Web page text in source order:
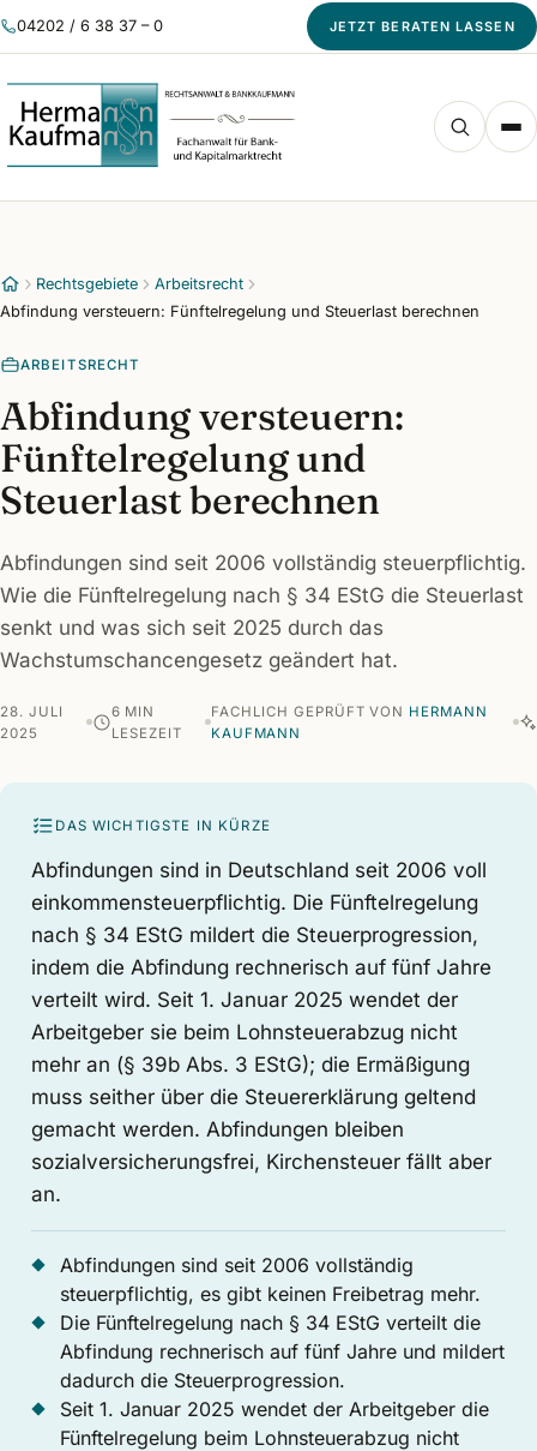
04202 / 6 38 37 – 0 JETZT BERATEN LASSEN
Rechtsgebiete
Arbeitsrecht
Abfindung versteuern: Fünftelregelung und Steuerlast berechnen
ARBEITSRECHT
Abfindung versteuern:
Fünftelregelung und
Steuerlast berechnen
Abfindungen sind seit 2006 vollständig steuerpflichtig.
Wie die Fünftelregelung nach § 34 EStG die Steuerlast
senkt und was sich seit 2025 durch das
Wachstumschancengesetz geändert hat.
28. JULI
2025
6 MIN
LESEZEIT
FACHLICH GEPRÜFT VON HERMANN
KAUFMANN
DAS WICHTIGSTE IN KÜRZE
Abfindungen sind in Deutschland seit 2006 voll
einkommensteuerpflichtig. Die Fünftelregelung
nach § 34 EStG mildert die Steuerprogression,
indem die Abfindung rechnerisch auf fünf Jahre
verteilt wird. Seit 1. Januar 2025 wendet der
Arbeitgeber sie beim Lohnsteuerabzug nicht
mehr an (§ 39b Abs. 3 EStG); die Ermäßigung
muss seither über die Steuererklärung geltend
gemacht werden. Abfindungen bleiben
sozialversicherungsfrei, Kirchensteuer fällt aber
an.
Abfindungen sind seit 2006 vollständig
steuerpflichtig, es gibt keinen Freibetrag mehr.
Die Fünftelregelung nach § 34 EStG verteilt die
Abfindung rechnerisch auf fünf Jahre und mildert
dadurch die Steuerprogression.
Seit 1. Januar 2025 wendet der Arbeitgeber die
Fünftelregelung beim Lohnsteuerabzug nicht